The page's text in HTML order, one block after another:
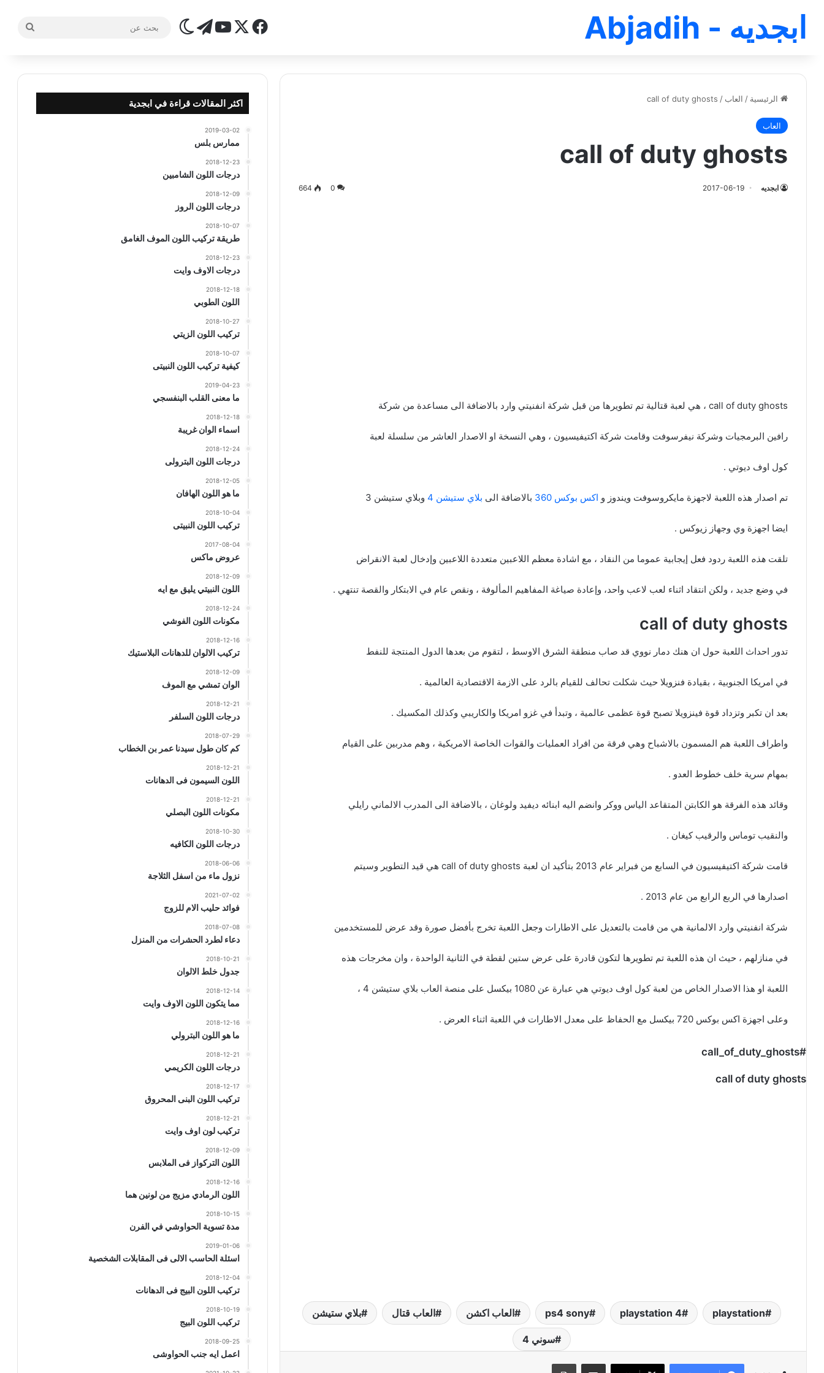
ابجديه - Abjadih فيسبوك
‫X
‫YouTube
تيلقرامالوضع المظلم
الرئيسية / العاب /
call of duty ghosts
العاب
call of duty ghosts
ابجديه 2017-06-19
0
664
call of duty ghosts ، هي لعبة قتالية تم تطويرها من قبل شركة انفنيتي وارد بالاضافة الى مساعدة من شركة
رافين البرمجيات وشركة نيفرسوفت وقامت شركة اكتيفيسيون ، وهي النسخة او الاصدار العاشر من سلسلة لعبة
كول اوف ديوتي .
تم اصدار هذه اللعبة لاجهزة مايكروسوفت ويندوز و اكس بوكس 360 بالاضافة الى بلاي ستيشن 4 وبلاي ستيشن 3
ايضا اجهزة وي وجهاز زيوكس .
تلقتهذه اللعبة ردود فعل إيجابية عموما من النقاد ، مع اشادة معظم اللاعبين متعددة اللاعبين وإدخال لعبة الانقراض
في وضع جديد ، ولكن انتقاد اثناء لعب لاعب واحد، وإعادة صياغة المفاهيم المألوفة ، ونقص عام في الابتكار والقصة تنتهي .
call of duty ghosts
تدور احداث اللعبة حول ان هنك دمار نووي قد صاب منطقة الشرق الاوسط ، لتقوم من بعدها الدول المنتجة للنفط
في امريكا الجنوبية ، بقيادة فنزويلا حيث شكلت تحالف للقيام بالرد على الازمة الاقتصادية العالمية .
بعد ان تكبر وتزداد قوة فينزويلا تصبح قوة عظمى عالمية ، وتبدأ في غزو امريكا والكاريبي وكذلك المكسيك .
واطراف اللعبة هم المسمون بالاشباح وهي فرقة من افراد العمليات والقوات الخاصة الامريكية ، وهم مدربين على القيام
بمهام سرية خلف خطوط العدو .
وقائد هذه الفرقة هو الكابتن المتقاعد الياس ووكر وانضم اليه ابنائه ديفيد ولوغان ، بالاضافة الى المدرب الالماني رايلي
والنقيب توماس والرقيب كيغان .
قامت شركة اكتيفيسيون في السابع من فبراير عام 2013 بتأكيد ان لعبة call of duty ghosts هي قيد التطوير وسيتم
اصدارها في الربع الرابع من عام 2013 .
شركة انفنيتي وارد الالمانية هي من قامت بالتعديل على الاطارات وجعل اللعبة تخرج بأفضل صورة وقد عرض للمستخدمين
في منازلهم ، حيث ان هذه اللعبة تم تطويرها لتكون قادرة على عرض ستين لقطة في الثانية الواحدة ، وان مخرجات هذه
اللعبة او هذا الاصدار الخاص من لعبة كول اوف ديوتي هي عبارة عن 1080 بيكسل على منصة العاب بلاي ستيشن 4 ،
وعلى اجهزة اكس بوكس 720 بيكسل مع الحفاظ على معدل الاطارات في اللعبة اثناء العرض .
#call_of_duty_ghosts
call of duty ghosts
playstation
playstation 4
ps4 sony العاب اكشن العاب قتال بلاي ستيشن
سوني 4
اكثر المقالات قراءة في ابجدية
2019-03-02
ممارس بلس
2018-12-23
درجات اللون الشامبين
2018-12-09
درجات اللون الروز
2018-10-07
طريقة تركيب اللون الموف الغامق
2018-12-23
درجات الاوف وايت
2018-12-18
اللون الطوبي
2018-10-27
تركيب اللون الزيتي
2018-10-07
كيفية تركيب اللون النبيتى
2019-04-23
ما معنى القلب البنفسجي
2018-12-18
اسماء الوان غريبة
2018-12-24
درجات اللون البترولى
2018-12-05
ما هو اللون الهافان
2018-10-04
تركيب اللون النبيتى
2017-08-04
عروض ماكس
2018-12-09
اللون النبيتي يليق مع ايه
2018-12-24
مكونات اللون الفوشي
2018-12-16
تركيب الالوان للدهانات البلاستيك
2018-12-09
الوان تمشي مع الموف
2018-12-21
درجات اللون السلفر
2018-07-29
كم كان طول سيدنا عمر بن الخطاب
2018-12-21
اللون السيمون فى الدهانات
2018-12-21
مكونات اللون البصلي
2018-10-30
درجات اللون الكافيه
2018-06-06
نزول ماء من اسفل الثلاجة
2021-07-02
فوائد حليب الام للزوج
2018-07-08
دعاء لطرد الحشرات من المنزل
2018-10-21
جدول خلط الالوان
2018-12-14
مما يتكون اللون الاوف وايت
2018-12-16
ما هو اللون البترولي
2018-12-21
درجات اللون الكريمي
2018-12-17
تركيب اللون البنى المحروق
2018-12-21
تركيب لون اوف وايت
2018-12-09
اللون التركواز فى الملابس
2018-12-16
اللون الرمادي مزيج من لونين هما
2018-10-15
مدة تسوية الحواوشي في الفرن
2019-01-06
اسئلة الحاسب الالى فى المقابلات الشخصية
2018-12-04
تركيب اللون البيج فى الدهانات
2018-10-19
تركيب اللون البيج
2018-09-25
اعمل ايه جنب الحواوشى